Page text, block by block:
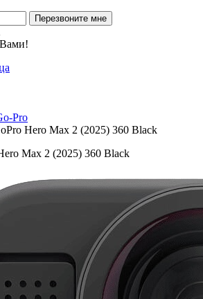
Pro
Hero Max 2 (2025) 360 Black
Max 2 (2025) 360 Black